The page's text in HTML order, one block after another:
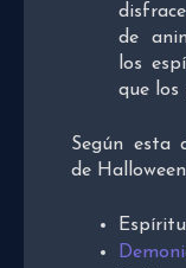
de
los
que los
Según esta
de